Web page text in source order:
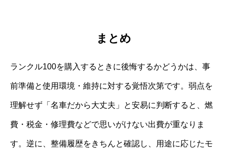
まとめ
ランクル100を購入するときに後悔するかどうかは、事
前準備と使用環境・維持に対する覚悟次第です。弱点を
理解せず「名車だから大丈夫」と安易に判断すると、燃
費・税金・修理費などで思いがけない出費が重なりま
す。逆に、整備履歴をきちんと確認し、用途に応じたモ